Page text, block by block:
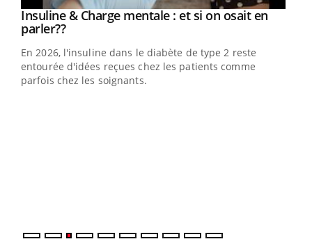
Youtube
Insuline & Charge mentale : et si on osait en
parler??Youtube
En 2026, l'insuline dans le diabète de type 2 reste
entourée d'idées reçues chez les patients comme
parfois chez les soignants.